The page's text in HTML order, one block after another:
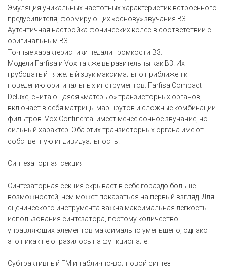
Эмуляция уникальных частотных характеристик встроенного
предусилителя, формирующих «основу» звучания B3.
Аутентичная настройка фонических колес в соответствии с
оригинальным B3.
Точные характеристики педали громкости B3.
Модели Farfisa и Vox так же выразительны как B3. Их
грубоватый тяжелый звук максимально приближен к
поведению оригинальных инструментов. Farfisa Compact
Deluxe, считающаяся «матерью» транзисторных органов,
включает в себя матрицы маршрутов и сложные комбинации
фильтров. Vox Continental имеет менее сочное звучание, но
сильный характер. Оба этих транзисторных органа имеют
собственную индивидуальность.
Синтезаторная секция
Синтезаторная секция скрывает в себе гораздо больше
возможностей, чем может показаться на первый взгляд. Для
сценического инструмента важна максимальная легкость
использования синтезатора, поэтому количество
управляющих элементов максимально уменьшено, однако
это никак не отразилось на функционале.
Субтрактивный FM и таблично-волновой синтез